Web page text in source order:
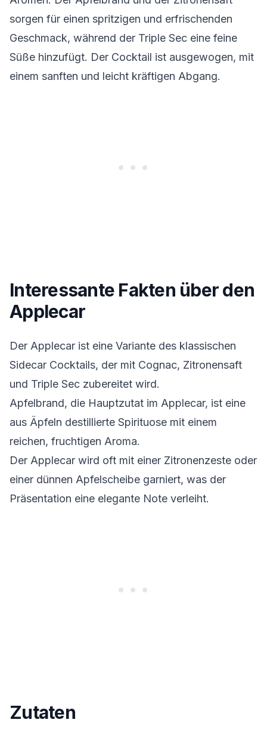
sorgen für einen spritzigen und erfrischenden
Geschmack, während der Triple Sec eine feine
Süße hinzufügt. Der Cocktail ist ausgewogen, mit
einem sanften und leicht kräftigen Abgang.
Interessante Fakten über den
Applecar
Der Applecar ist eine Variante des klassischen
Sidecar Cocktails, der mit Cognac, Zitronensaft
und Triple Sec zubereitet wird.
Apfelbrand, die Hauptzutat im Applecar, ist eine
aus Äpfeln destillierte Spirituose mit einem
reichen, fruchtigen Aroma.
Der Applecar wird oft mit einer Zitronenzeste oder
einer dünnen Apfelscheibe garniert, was der
Präsentation eine elegante Note verleiht.
Zutaten